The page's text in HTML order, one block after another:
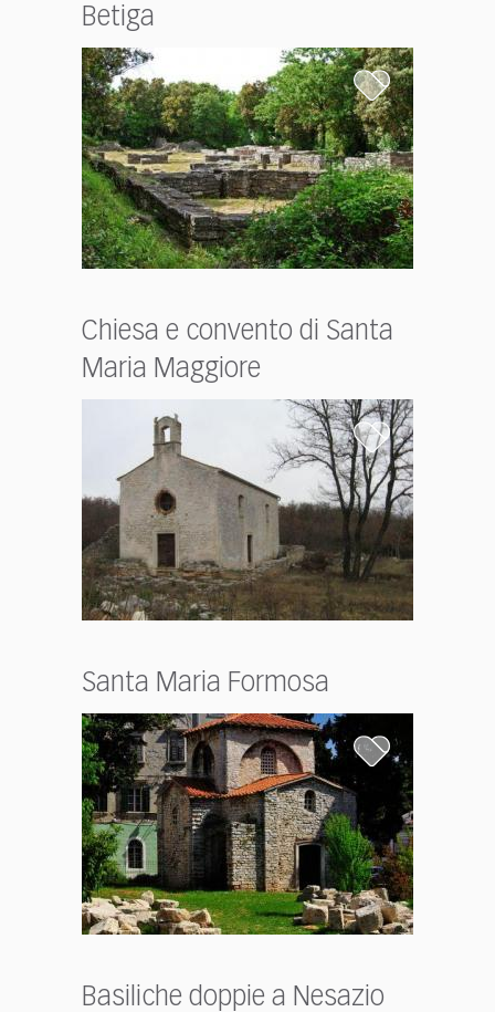
Betiga
Chiesa e convento di Santa
Maria Maggiore
Santa Maria Formosa
Basiliche doppie a Nesazio